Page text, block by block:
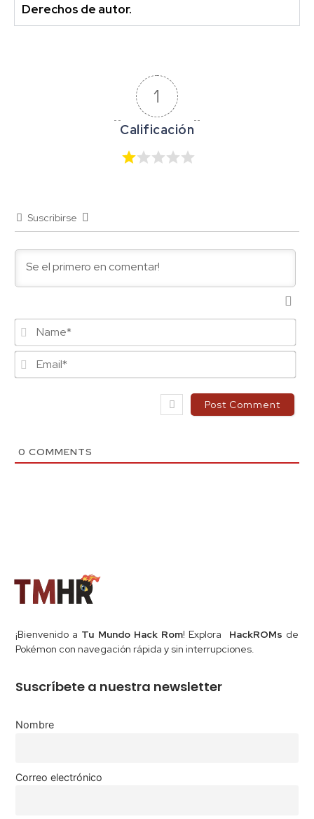
Derechos de autor.
1
Suscribirse
0 COMMENTS
¡Bienvenido a Tu Mundo Hack Rom! Explora HackROMs de
Pokémon con navegación rápida y sin interrupciones.
Suscríbete a nuestra newsletter
Nombre
Correo electrónico